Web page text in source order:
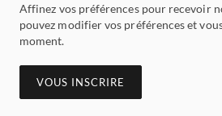
Affinez vos préférences pour recevoir
pouvez modifier vos préférences et
moment.
VOUS INSCRIRE